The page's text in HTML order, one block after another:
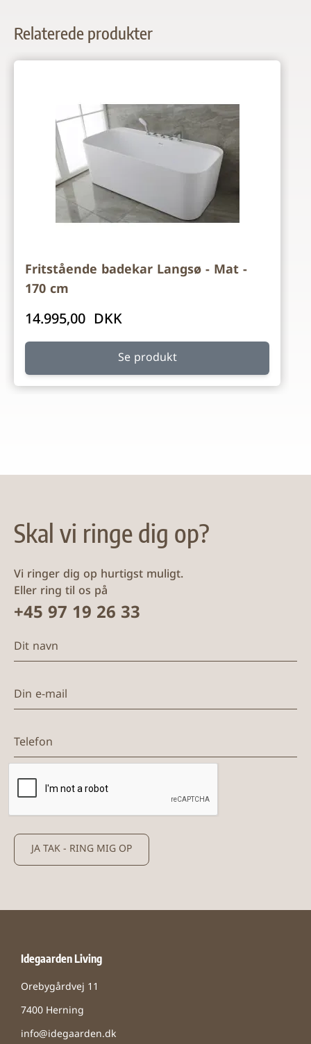
Relaterede produkter
Fritstående badekar Langsø - Mat -
170 cm
14.995,00 DKK
Se produkt
Skal vi ringe dig op?
Vi ringer dig op hurtigst muligt.
Eller ring til os på
+45 97 19 26 33
JA TAK - RING MIG OP
Idegaarden Living
Orebygårdvej 11
7400 Herning
info@idegaarden.dk